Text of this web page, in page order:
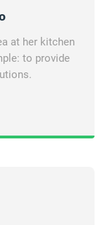
at her kitchen
to provide